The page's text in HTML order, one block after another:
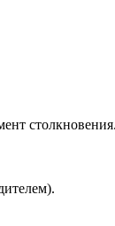
столкновения.